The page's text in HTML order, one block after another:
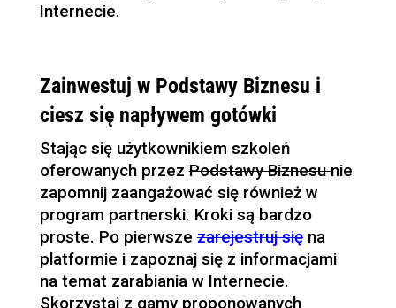
Internecie.
Zainwestuj w Podstawy Biznesu i
ciesz się napływem gotówki
Stając się użytkownikiem szkoleń
oferowanych przezPodstawy Biznesunie
zapomnij zaangażować się również w
program partnerski. Kroki są bardzo
proste. Po pierwszezarejestruj sięna
platformie i zapoznaj się z informacjami
na temat zarabiania w Internecie.
Skorzystaj z gamy proponowanych